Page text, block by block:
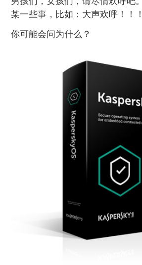
某一些事，比如：大声欢呼！！！
你可能会问为什么？